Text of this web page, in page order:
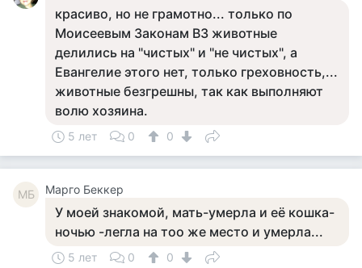
красиво, но не грамотно... только по
Моисеевым Законам ВЗ животные
делились на "чистых" и "не чистых", а
Евангелие этого нет, только греховность,...
животные безгрешны, так как выполняют
волю хозяина.
5 лет 0 0
MБ Mарго Беккер
У моей знакомой, мать-умерла и её кошка-
ночью -легла на тоо же место и умерла...
5 лет 0 0